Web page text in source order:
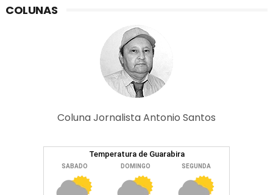
COLUNAS
Coluna Jornalista Antonio Santos